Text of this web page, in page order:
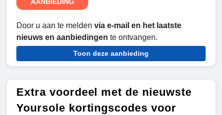
Door u aan te melden via e-mail en het laatste
nieuws en aanbiedingen te ontvangen.
Toon deze aanbieding
Extra voordeel met de nieuwste
Yoursole kortingscodes voor